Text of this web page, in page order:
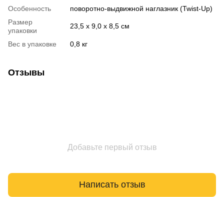
Особенность
поворотно-выдвижной наглазник (Twist-Up)
Размер
упаковки
23,5 x 9,0 x 8,5 см
Вес в упаковке 0,8 кг
Отзывы
Добавьте первый отзыв
Написать отзыв